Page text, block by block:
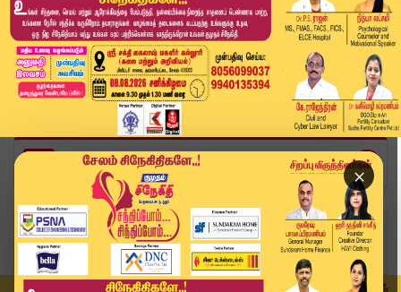
×
Home
வீடியோ ஸ்டோரி
தமிழ்நாட்டை வென்ற விஜய் இன்று ஆலோசனை | TVK Vija...